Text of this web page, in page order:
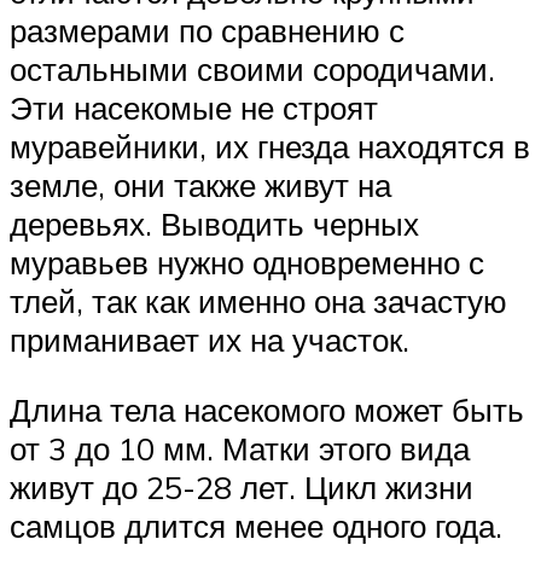
размерами по сравнению с
остальными своими сородичами.
Эти насекомые не строят
муравейники, их гнезда находятся в
земле, они также живут на
деревьях. Выводить черных
муравьев нужно одновременно с
тлей, так как именно она зачастую
приманивает их на участок.
Длина тела насекомого может быть
от 3 до 10 мм. Матки этого вида
живут до 25-28 лет. Цикл жизни
самцов длится менее одного года.